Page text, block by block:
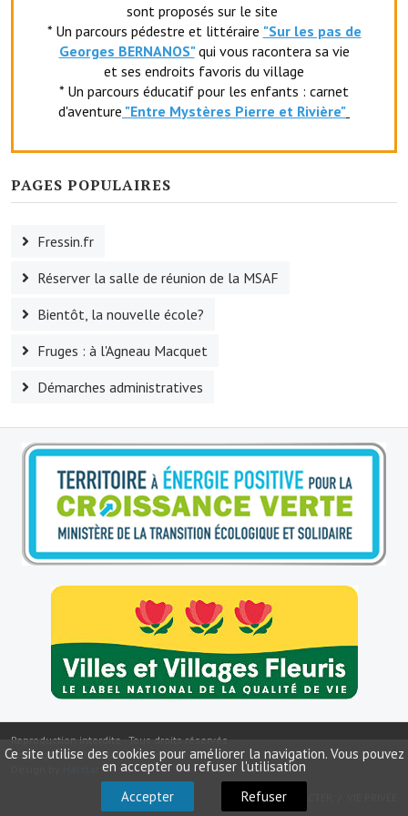
Le foyer rural
Le club de l'amitié
Le comité des fêtes
L'association des anciens sapeurs-pompiers volontaires
Village sportif
L'US Crequy Fressin
La société de chasse
La société de pêche
Le sport au foyer rural
Les foulées Fressinoises
Fêtes et manifestations
Le calendrier annuel
TOURISME, PATRIMOINE
Fressin, ville d'histoire
L'église
Les panneaux du patrimoine
Georges Bernanos
sont proposés sur le site
* Un parcours pédestre et littéraire "Sur les pas de
Georges BERNANOS" qui vous racontera sa vie
et ses endroits favoris du village
* Un parcours éducatif pour les enfants : carnet
d'aventure "Entre Mystères Pierre et Rivière"
PAGES POPULAIRES
Fressin.fr
Réserver la salle de réunion de la MSAF
Bientôt, la nouvelle école?
Fruges : à l'Agneau Macquet
Démarches administratives
Reproduction interdite - Tous droits réservés
Copyright ©2026 Mairie de Fressin
NOUS CONTACTER
Ce site utilise des cookies pour améliorer la navigation. Vous pouvez
en accepter ou refuser l'utilisation
Accepter
Refuser